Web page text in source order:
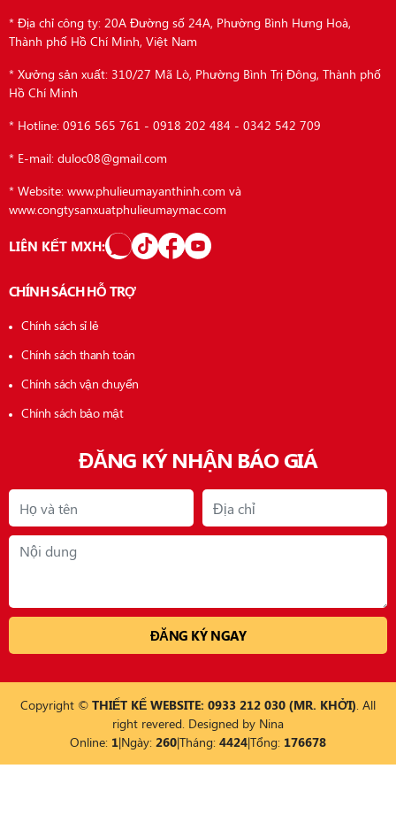
* Địa chỉ công ty: 20A Đường số 24A, Phường Bình Hưng Hoà,
Thành phố Hồ Chí Minh, Việt Nam
* Xưởng sản xuất: 310/27 Mã Lò, Phường Bình Trị Đông, Thành phố
Hồ Chí Minh
* Hotline: 0916 565 761 - 0918 202 484 - 0342 542 709
* E-mail: duloc08@gmail.com
* Website: www.phulieumayanthinh.com và
www.congtysanxuatphulieumaymac.com
LIÊN KẾT MXH:
CHÍNH SÁCH HỖ TRỢ
Chính sách sỉ lẻ
Chính sách thanh toán
Chính sách vận chuyển
Chính sách bảo mật
ĐĂNG KÝ NHẬN BÁO GIÁ
Copyright © THIẾT KẾ WEBSITE: 0933 212 030 (MR. KHỞI). All
right revered. Designed by Nina
Online: 1|Ngày: 260|Tháng: 4424|Tổng: 176678